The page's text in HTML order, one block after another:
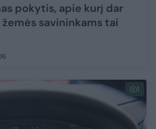
pokytis, apie kurį dar
savininkams tai
1